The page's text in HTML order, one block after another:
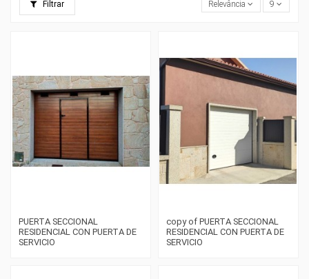
Filtrar Relevância 9
PUERTA SECCIONAL
RESIDENCIAL CON PUERTA DE
SERVICIO
copy of PUERTA SECCIONAL
RESIDENCIAL CON PUERTA DE
SERVICIO